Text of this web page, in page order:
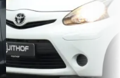
Scherp geprijsd
2013 · 168.134 km · Benzine
Handgeschakeld
Zuithof· Bornerbroek